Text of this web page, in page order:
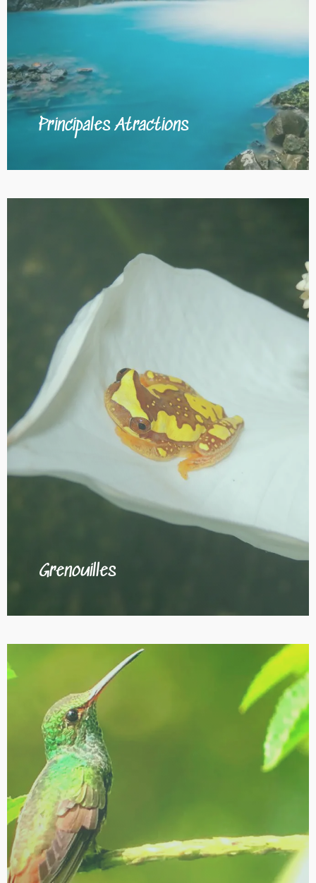
Principales Atractions
Grenouilles